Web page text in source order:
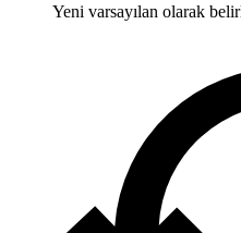
Yeni varsayılan olarak